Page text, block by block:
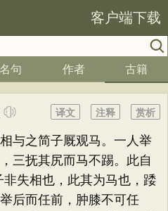
客户端下载
名句 作者 古籍
赏析
注释
译文
之简子厩观马。一人举
三抚其尻而马不踢。此自
非失相也，此其为马也，踒
后而任前，肿膝不可任